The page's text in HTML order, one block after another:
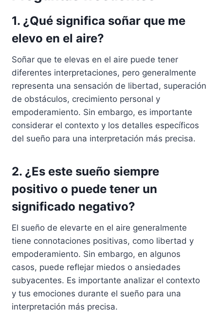
1. ¿Qué significa soñar que me
elevo en el aire?
Soñar que te elevas en el aire puede tener
diferentes interpretaciones, pero generalmente
representa una sensación de libertad, superación
de obstáculos, crecimiento personal y
empoderamiento. Sin embargo, es importante
considerar el contexto y los detalles específicos
del sueño para una interpretación más precisa.
2. ¿Es este sueño siempre
positivo o puede tener un
significado negativo?
El sueño de elevarte en el aire generalmente
tiene connotaciones positivas, como libertad y
empoderamiento. Sin embargo, en algunos
casos, puede reflejar miedos o ansiedades
subyacentes. Es importante analizar el contexto
y tus emociones durante el sueño para una
interpretación más precisa.